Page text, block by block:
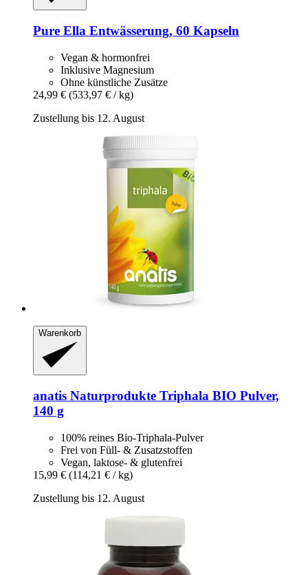
Pure Ella Entwässerung, 60 Kapseln
Vegan & hormonfrei
Inklusive Magnesium
Ohne künstliche Zusätze
24,99 € (533,97 € / kg)
Zustellung bis 12. August
Warenkorb
anatis Naturprodukte Triphala BIO Pulver,
140 g
100% reines Bio-Triphala-Pulver
Frei von Füll- & Zusatzstoffen
Vegan, laktose- & glutenfrei
15,99 € (114,21 € / kg)
Zustellung bis 12. August